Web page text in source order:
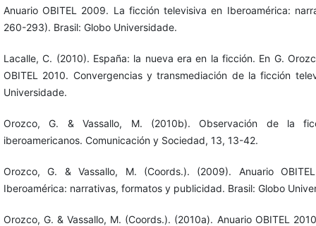
Anuario OBITEL 2009. La ficción televisiva en Iberoamérica:
260-293). Brasil: Globo Universidade.
Lacalle, C. (2010). España: la nueva era en la ficción. En G.
OBITEL 2010. Convergencias y transmediación de la ficción
Universidade.
Orozco, G. & Vassallo, M. (2010b). Observación de la
iberoamericanos. Comunicación y Sociedad, 13, 13-42.
Orozco, G. & Vassallo, M. (Coords.). (2009). Anuario
Iberoamérica: narrativas, formatos y publicidad. Brasil: Globo
Orozco, G. & Vassallo, M. (Coords.). (2010a). Anuario OBITEL